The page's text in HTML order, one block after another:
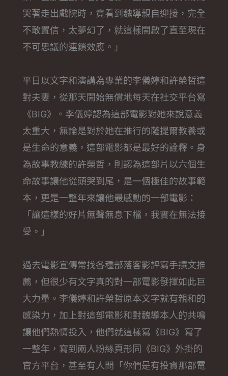
哭著走出戲院時，竟看到魏導親自迎接，完全
不敢置信，太夢幻了，就這樣開啟了直至現在
不可思議的連鎖效應。」
平日以文字和演講為專業的李儀婷和許榮哲這
對夫妻，從那天開始無償地每天在社交平台寫
《BIG》。李儀婷認為這部電影對她來說意義
太重大，無論是對於她在推行的薩提爾教養或
是生命的意義，這部電影都是最好的詮釋。身
為故事教練的許榮哲，則認為這部片以六個生
命故事讓他從頭哭到尾，是一個極佳的故事範
本，更是一整年來讓他最感動的一部電影：
「讓這樣的好片無聲無息下檔，我實在無法接
受。」
過去電影宣傳常找各種部落客影評寫手撰文推
薦，但很少有文字真的對一部電影發揮如此巨
大力量。李儀婷和許榮哲原本文字就有親和的
感染力，加上對這部電影和對魏導本人的共鳴
讓他們熱情投入，他們就這樣寫《BIG》寫了
一整年，寫到兩人粉絲頁形同《BIG》外掛的
官方平台，甚至有人問「你們是有投資那部電